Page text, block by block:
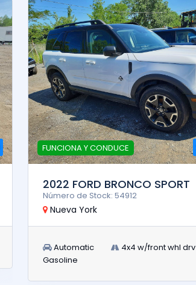
FUNCIONA Y CONDUCE
2022 FORD BRONCO SPORT
Número de Stock: 54912
Nueva York
Automatic
4x4 w/front whl drv
Gasoline